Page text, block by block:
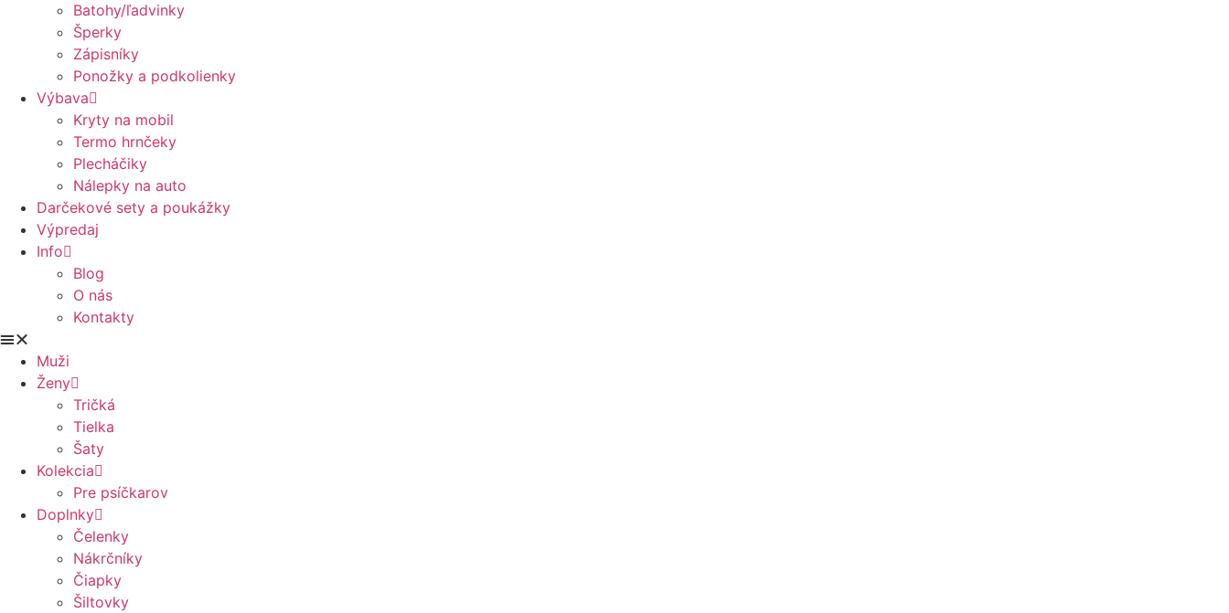
Batohy/ľadvinky
Šperky
Zápisníky
Ponožky a podkolienky
Výbava
Kryty na mobil
Termo hrnčeky
Plecháčiky
Nálepky na auto
Darčekové sety a poukážky
Výpredaj
Info
Blog
O nás
Kontakty
Muži
Ženy
Tričká
Tielka
Šaty
Kolekcia
Pre psíčkarov
Doplnky
Čelenky
Nákrčníky
Čiapky
Šiltovky